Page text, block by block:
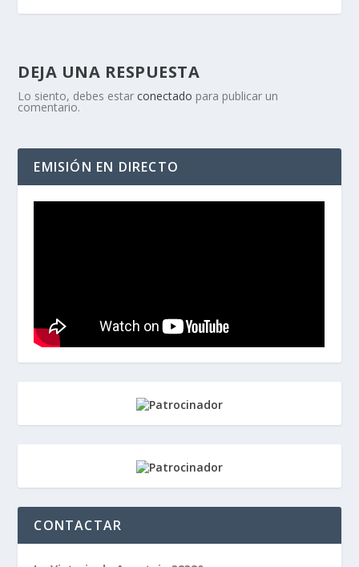
DEJA UNA RESPUESTA
Lo siento, debes estarconectado para publicar un
comentario.
EMISIÓN EN DIRECTO
CONTACTAR